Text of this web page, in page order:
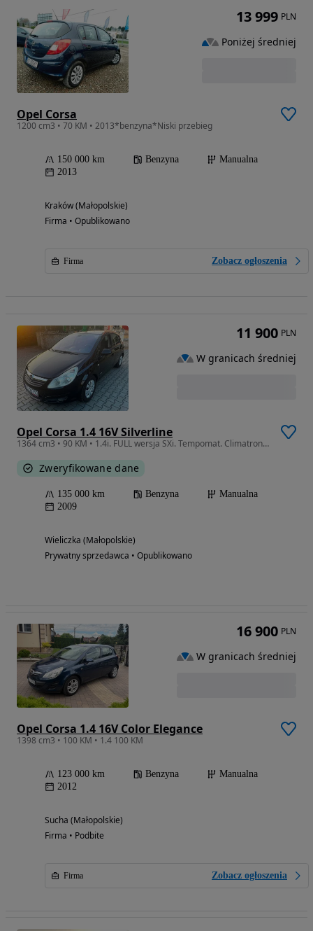
Opel Corsa
1200 cm3 • 70 KM • 2013*benzyna*Niski przebieg
150 000 km Benzyna
Manualna
2013
Kraków (Małopolskie)
Firma • Opublikowano
Firma Zobacz ogłoszenia
13 999 PLN
Poniżej średniej
Opel Corsa 1.4 16V Silverline
1364 cm3 • 90 KM • 1.4i. FULL wersja SXi. Tempomat. Climatronic. Fotochrom I Właściciel.
Zweryfikowane dane
135 000 km Benzyna
Manualna
2009
Wieliczka (Małopolskie)
Prywatny sprzedawca • Opublikowano
11 900 PLN
W granicach średniej
Opel Corsa 1.4 16V Color Elegance
1398 cm3 • 100 KM • 1.4 100 KM
123 000 km Benzyna
Manualna
2012
Sucha (Małopolskie)
Firma • Podbite
Firma Zobacz ogłoszenia
16 900 PLN
W granicach średniej